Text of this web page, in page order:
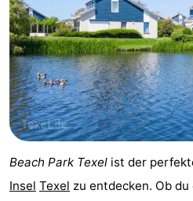
Sport
-
Schwimmbader
-
Radfahren
-
Reiten
-
Beach Park Texel ist der
Insel Texel zu entdecken. Ob du